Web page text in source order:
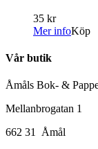
35 kr
Mer infoKöp
Vår butik
Åmåls Bok- &
Mellanbrogatan 1
662 31 Åmål